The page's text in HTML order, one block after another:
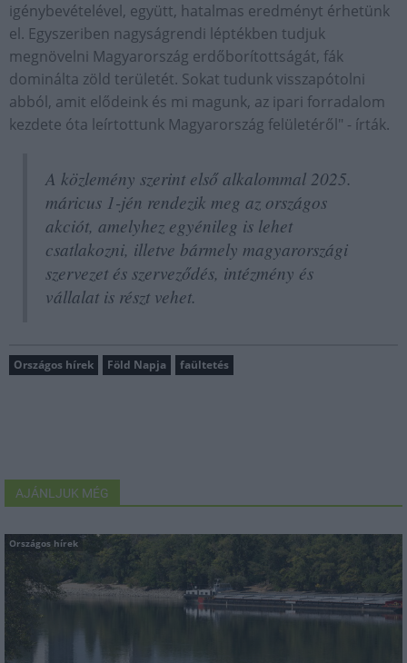
igénybevételével, együtt, hatalmas eredményt érhetünk
el. Egyszeriben nagyságrendi léptékben tudjuk
megnövelni Magyarország erdőborítottságát, fák
dominálta zöld területét. Sokat tudunk visszapótolni
abból, amit elődeink és mi magunk, az ipari forradalom
kezdete óta leírtottunk Magyarország felületéről" - írták.
A közlemény szerint első alkalommal 2025.
máricus 1-jén rendezik meg az országos
akciót, amelyhez egyénileg is lehet
csatlakozni, illetve bármely magyarországi
szervezet és szerveződés, intézmény és
vállalat is részt vehet.
Országos hírek Föld Napja faültetés
AJÁNLJUK MÉG
Országos hírek